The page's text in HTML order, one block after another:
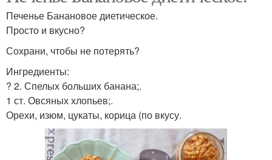
Печенье Банановое диетическое.
Просто и вкусно?
Сохрани, чтобы не потерять?
Ингредиенты:
? 2. Спелых больших банана;.
1 ст. Овсяных хлопьев;.
Орехи, изюм, цукаты, корица (по вкусу.